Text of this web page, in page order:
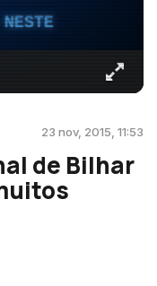
23 nov, 2015, 11:53
de Bilhar